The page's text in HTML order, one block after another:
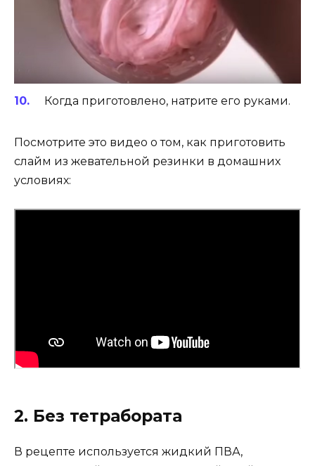
Когда приготовлено, натрите его руками.
Посмотрите это видео о том, как приготовить
слайм из жевательной резинки в домашних
условиях:
2. Без тетрабората
В рецепте используется жидкий ПВА,